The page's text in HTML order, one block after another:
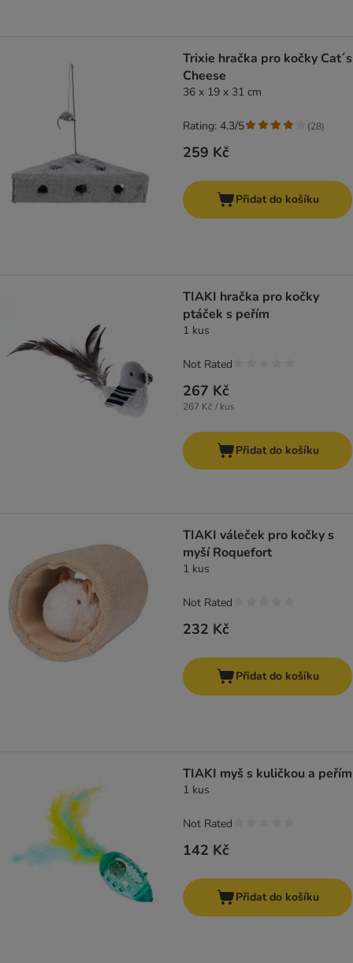
Trixie hračka pro kočky Cat´s
Cheese
36 x 19 x 31 cm
259 Kč
Rating: 4.3/5 (28)
Přidat do košíku
TIAKI hračka pro kočky
ptáček s peřím
1 kus
267 Kč
267 Kč / kus
Not Rated
Přidat do košíku
TIAKI váleček pro kočky s
myší Roquefort
1 kus
232 Kč
Not Rated
Přidat do košíku
TIAKI myš s kuličkou a peřím
1 kus
142 Kč
Not Rated
Přidat do košíku